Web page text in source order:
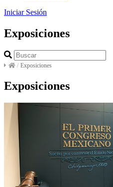
Iniciar Sesión
Exposiciones
/ Exposiciones
Exposiciones